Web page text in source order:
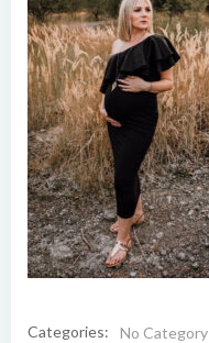
Categories:
No Category